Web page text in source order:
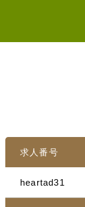
求人番号
heartad31